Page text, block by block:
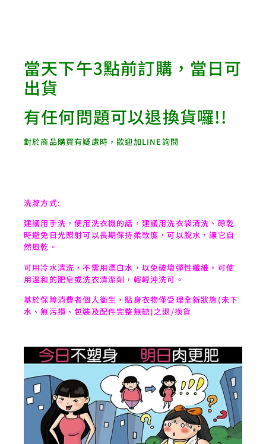
當天下午3點前訂購，當日可
出貨
有任何問題可以退換貨囉!!
對於商品購買有疑慮時，歡迎加LINE詢問
洗滌方式:
建議用手洗，使用洗衣機的話，建議用洗衣袋清洗、晾乾
時避免日光照射可以長期保持柔軟度，可以脫水，讓它自
然風乾。
可用冷水清洗，不需用漂白水，以免破壞彈性纖維，可使
用溫和的肥皂或洗衣清潔劑，輕輕沖洗可。
基於保障消費者個人衛生，貼身衣物僅受理全新狀態(未下
水、無污損、包裝及配件完整無缺)之退/換貨